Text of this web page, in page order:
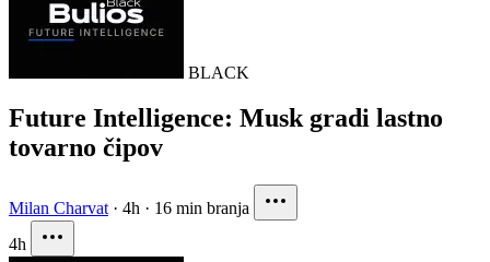
BLACK
Future Intelligence: Musk gradi lastno
tovarno čipov
Milan Charvat · 4h · 16 min branja
4h